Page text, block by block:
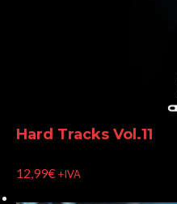
Hard Tracks Vol.11
12,99€ +IVA